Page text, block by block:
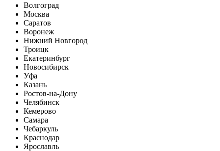
Волгоград
Москва
Саратов
Воронеж
Нижний Новгород
Троицк
Екатеринбург
Новосибирск
Уфа
Казань
Ростов-на-Дону
Челябинск
Кемерово
Самара
Чебаркуль
Краснодар
Ярославль